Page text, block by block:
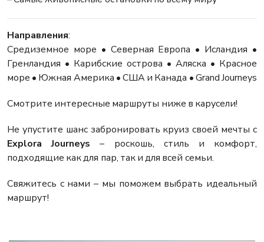
Направления:
Средиземное море • Северная Европа • Исландия •
Гренландия • Карибские острова • Аляска • Красное
море • Южная Америка • США и Канада • Grand Journeys
Смотрите интересные маршруты ниже в карусели!
Не упустите шанс забронировать круиз своей мечты с
Explora Journeys – роскошь, стиль и комфорт,
подходящие как для пар, так и для всей семьи.
Свяжитесь с нами – мы поможем выбрать идеальный
маршрут!